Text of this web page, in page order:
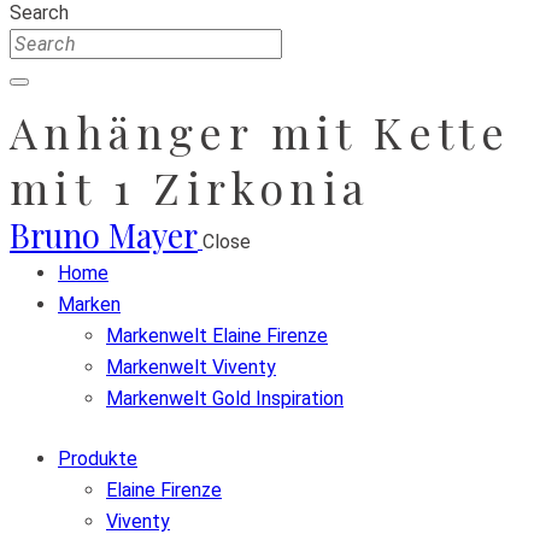
Search
Anhänger mit Kette
mit 1 Zirkonia
Bruno Mayer Close
Home
Marken
Markenwelt Elaine Firenze
Markenwelt Viventy
Markenwelt Gold Inspiration
Produkte
Elaine Firenze
Viventy